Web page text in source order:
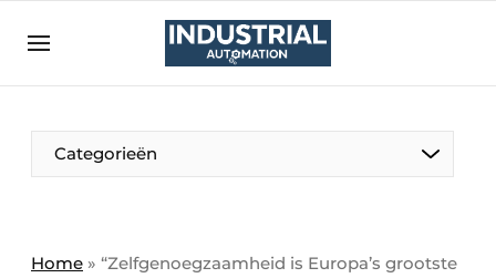
Aanmelden
Bedrijven
Bedrijven
Direct contact
Categorieën
Home » “Zelfgenoegzaamheid is Europa’s grootste